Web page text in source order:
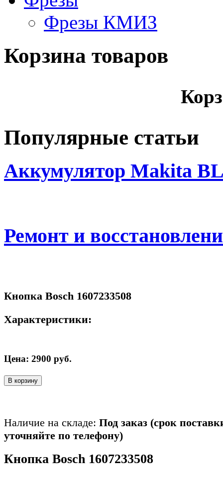
Фрезы КМИЗ
Корзина товаров
Популярные статьи
Аккумулятор Makita
Ремонт и
Кнопка Bosch 1607233508
Характеристики:
Цена: 2900 руб.
В корзину
Наличие на складе: Под заказ (срок
уточняйте по телефону)
Кнопка Bosch 1607233508